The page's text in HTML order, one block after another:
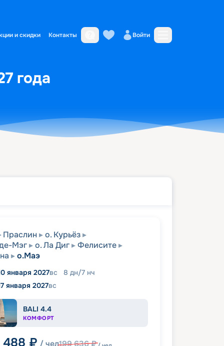
и скидки Контакты Войти
года
Праслин
о. Курьёз
Мэг
о. Ла Диг
Фелисите
о.Маэ
января 2027вс 8 дн/7 нч
января 2027вс
BALI 4.4
КОМФОРТ
488 ₽ / чел199 636₽